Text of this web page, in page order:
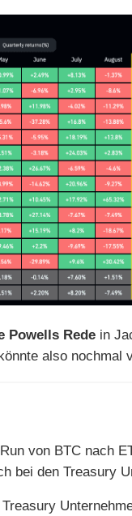
Powells Rede in
also nochmal
von BTC nach
bei den Treasury